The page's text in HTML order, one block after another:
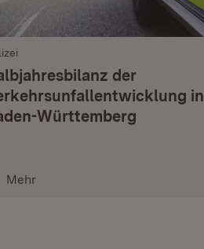
der
in
Württemberg
Mehr